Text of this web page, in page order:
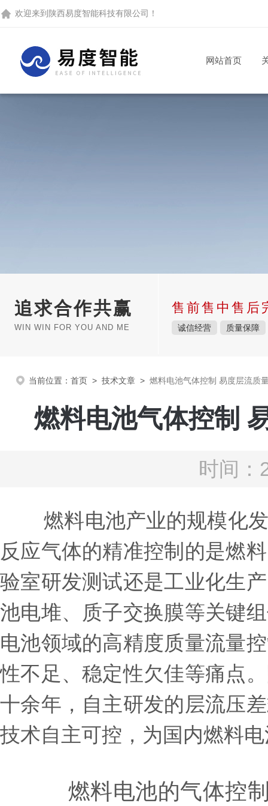
欢迎来到 陕西易度智能科技有限公司 ！
网站首页
追求合作共赢
WIN WIN FOR YOU AND ME
售前售中售后
诚信经营 质量保障
当前位置： 首页 > 技术文章 > 燃料电池气体控制 易度层流质
燃料电池气体控制
时间
燃料电池产业的规模化发
反应气体的精准控制的是燃
验室研发测试还是工业化生
池电堆、质子交换膜等关键
电池领域的高精度质量流量
性不足、稳定性欠佳等痛点
十余年，自主研发的层流压
技术自主可控，为国内燃料
燃料电池的气体控制